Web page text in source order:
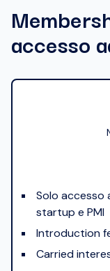
accesso
Solo accesso
startup e PMI
Introduction
Carried